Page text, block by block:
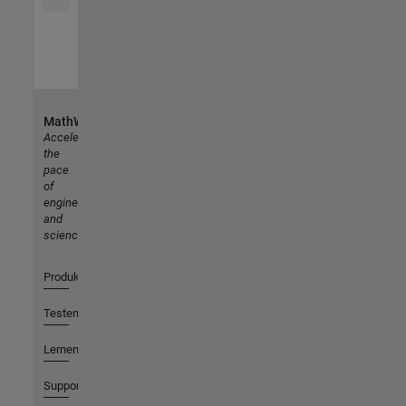
MathWorks
Accelerating
the
pace
of
engineering
and
science
Produkte
Testen oder Kaufen
Lernen
Support